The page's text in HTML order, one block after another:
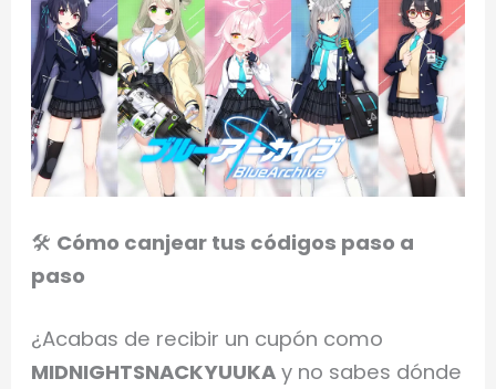
🛠️ Cómo canjear tus códigos paso a
paso
¿Acabas de recibir un cupón como
MIDNIGHTSNACKYUUKA y no sabes dónde